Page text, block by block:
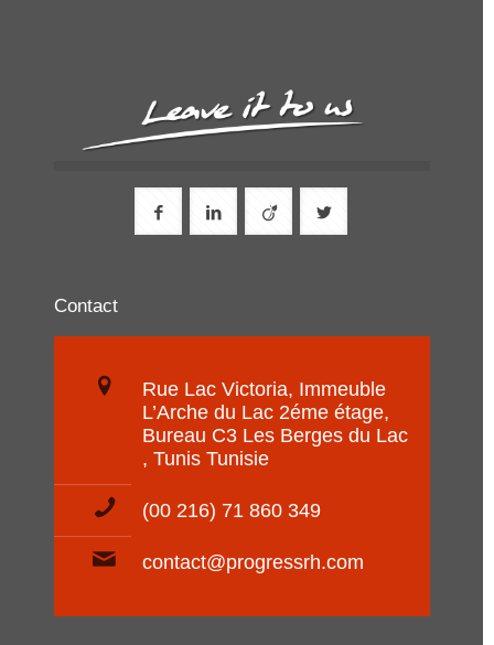
Contact
Rue Lac Victoria, Immeuble
L’Arche du Lac 2éme étage,
Bureau C3 Les Berges du Lac
, Tunis Tunisie
(00 216) 71 860 349
contact@progressrh.com